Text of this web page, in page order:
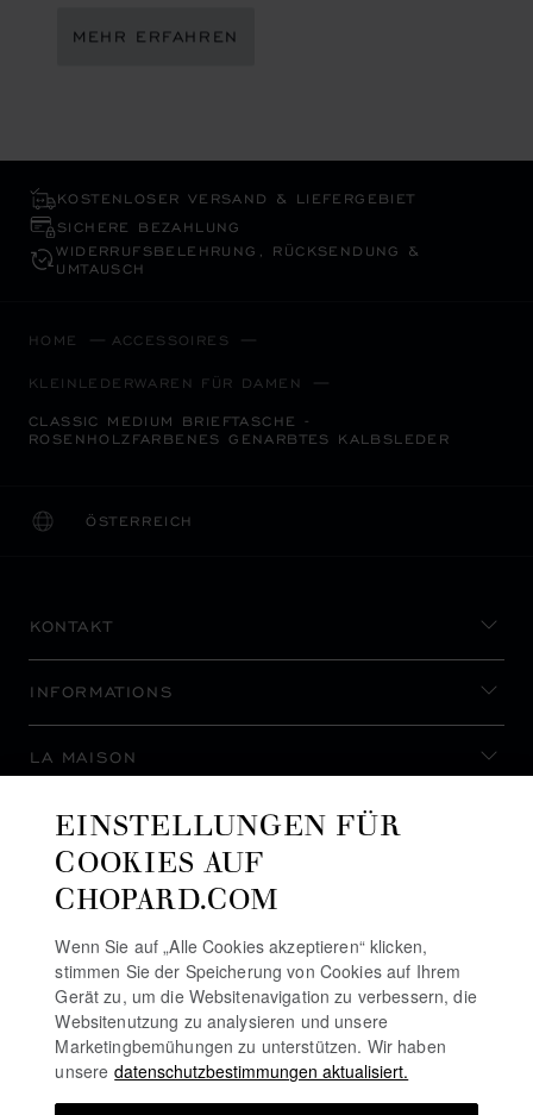
MEHR ERFAHREN
KOSTENLOSER VERSAND & LIEFERGEBIET
SICHERE BEZAHLUNG
WIDERRUFS­BELEHRUNG, RÜCKSENDUNG &
UMTAUSCH
HOME ACCESSOIRES
KLEINLEDERWAREN FÜR DAMEN
CLASSIC MEDIUM BRIEFTASCHE -
ROSENHOLZFARBENES GENARBTES KALBSLEDER
ÖSTERREICH
LOKALISIERUNG (LAND ÄNDERN)
LAND ÄNDERN
KONTAKT
INFORMATIONS
LA MAISON
AUF DEM LAUFENDEN BLEIBEN
NEWSLETTER ABONNIEREN
EINSTELLUNGEN FÜR
COOKIES AUF
CHOPARD.COM
Wenn Sie auf „Alle Cookies akzeptieren“ klicken,
stimmen Sie der Speicherung von Cookies auf Ihrem
Gerät zu, um die Websitenavigation zu verbessern, die
Websitenutzung zu analysieren und unsere
Marketingbemühungen zu unterstützen. Wir haben
unsere datenschutzbestimmungen aktualisiert.